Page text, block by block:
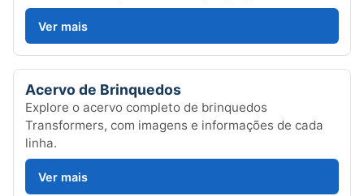
Ver mais
Acervo de Brinquedos
Explore o acervo completo de brinquedos
Transformers, com imagens e informações de cada
linha.
Ver mais